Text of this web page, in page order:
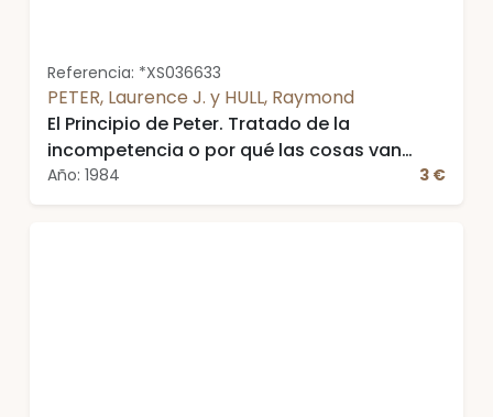
Referencia: *XS036633
PETER, Laurence J. y HULL, Raymond
El Principio de Peter. Tratado de la
incompetencia o por qué las cosas van
siempre mal
Año: 1984 3 €